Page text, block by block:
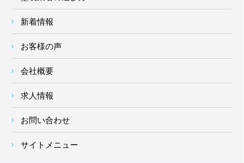
新着情報
お客様の声
会社概要
求人情報
お問い合わせ
サイトメニュー